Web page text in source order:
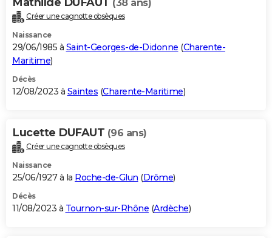
(38 ans)
Créer une cagnotte obsèques
Naissance
29/06/1985 à Saint-Georges-de-Didonne (Charente-
Maritime)
Décès
12/08/2023 à Saintes (Charente-Maritime)
Lucette DUFAUT (96 ans)
Créer une cagnotte obsèques
Naissance
25/06/1927 à la Roche-de-Glun (Drôme)
Décès
11/08/2023 à Tournon-sur-Rhône (Ardèche)